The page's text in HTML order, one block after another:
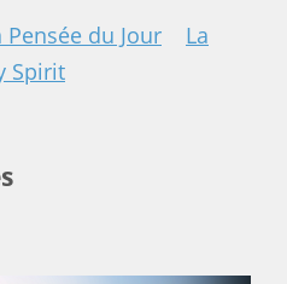
Pensée du Jour
La
Spirit